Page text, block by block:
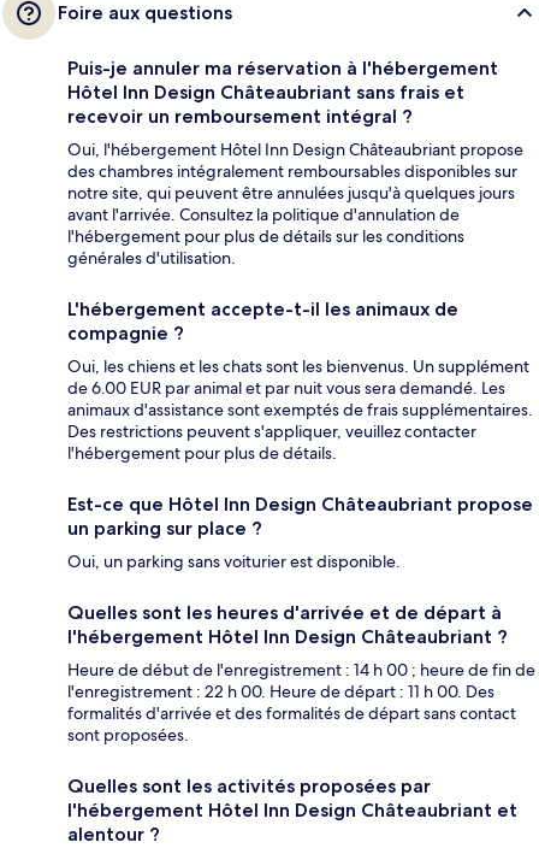
Foire aux questions
Puis-je annuler ma réservation à l'hébergement
Hôtel Inn Design Châteaubriant sans frais et
recevoir un remboursement intégral ?
Oui, l'hébergement Hôtel Inn Design Châteaubriant propose
des chambres intégralement remboursables disponibles sur
notre site, qui peuvent être annulées jusqu'à quelques jours
avant l'arrivée. Consultez la politique d'annulation de
l'hébergement pour plus de détails sur les conditions
générales d'utilisation.
L'hébergement accepte-t-il les animaux de
compagnie ?
Oui, les chiens et les chats sont les bienvenus. Un supplément
de 6.00 EUR par animal et par nuit vous sera demandé. Les
animaux d'assistance sont exemptés de frais supplémentaires.
Des restrictions peuvent s'appliquer, veuillez contacter
l'hébergement pour plus de détails.
Est-ce que Hôtel Inn Design Châteaubriant propose
un parking sur place ?
Oui, un parking sans voiturier est disponible.
Quelles sont les heures d'arrivée et de départ à
l'hébergement Hôtel Inn Design Châteaubriant ?
Heure de début de l'enregistrement : 14 h 00 ; heure de fin de
l'enregistrement : 22 h 00. Heure de départ : 11 h 00. Des
formalités d'arrivée et des formalités de départ sans contact
sont proposées.
Quelles sont les activités proposées par
l'hébergement Hôtel Inn Design Châteaubriant et
alentour ?